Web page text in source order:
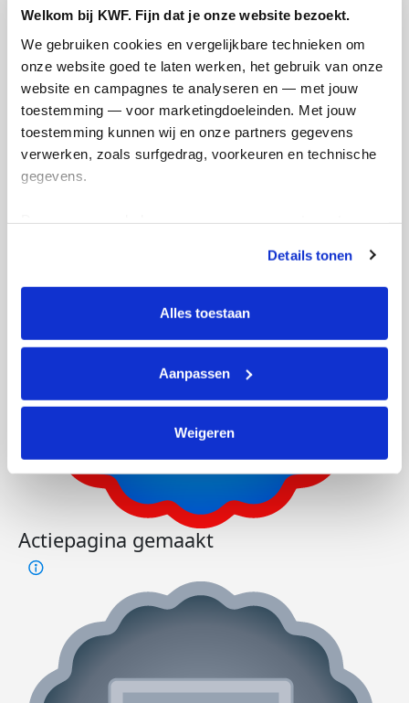
Welkom bij KWF. Fijn dat je onze website bezoekt.
We gebruiken cookies en vergelijkbare technieken om
onze website goed te laten werken, het gebruik van onze
website en campagnes te analyseren en — met jouw
toestemming — voor marketingdoeleinden. Met jouw
toestemming kunnen wij en onze partners gegevens
verwerken, zoals surfgedrag, voorkeuren en technische
gegevens.
tonen. Je kunt je toestemming op elk moment wijzigen of
intrekken via Cookie instellingen onderaan de pagina. De
lijst met cookies is te vinden in het tabblad “details”.
Details tonen
Alles toestaan
Aanpassen
Weigeren
kms
Mijn afstandsdoel350 kms
Merlijne's badges
Actiepagina gemaakt